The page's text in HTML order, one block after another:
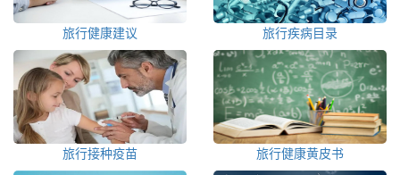
旅行健康建议 旅行疾病目录
旅行接种疫苗 旅行健康黄皮书